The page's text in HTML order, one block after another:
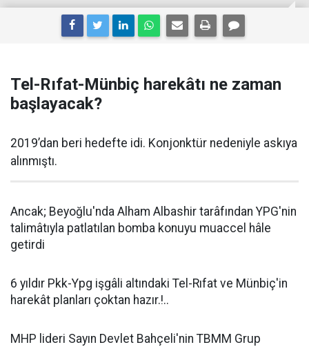
Tel-Rıfat-Münbiç harekâtı ne zaman
başlayacak?
2019’dan beri hedefte idi. Konjonktür nedeniyle askıya
alınmıştı.
Ancak; Beyoğlu'nda Alham Albashir tarâfından YPG'nin
talimâtıyla patlatılan bomba konuyu muaccel hâle
getirdi
6 yıldır Pkk-Ypg işgâli altındaki Tel-Rıfat ve Münbiç'in
harekât planları çoktan hazır.!..
MHP lideri Sayın Devlet Bahçeli'nin TBMM Grup